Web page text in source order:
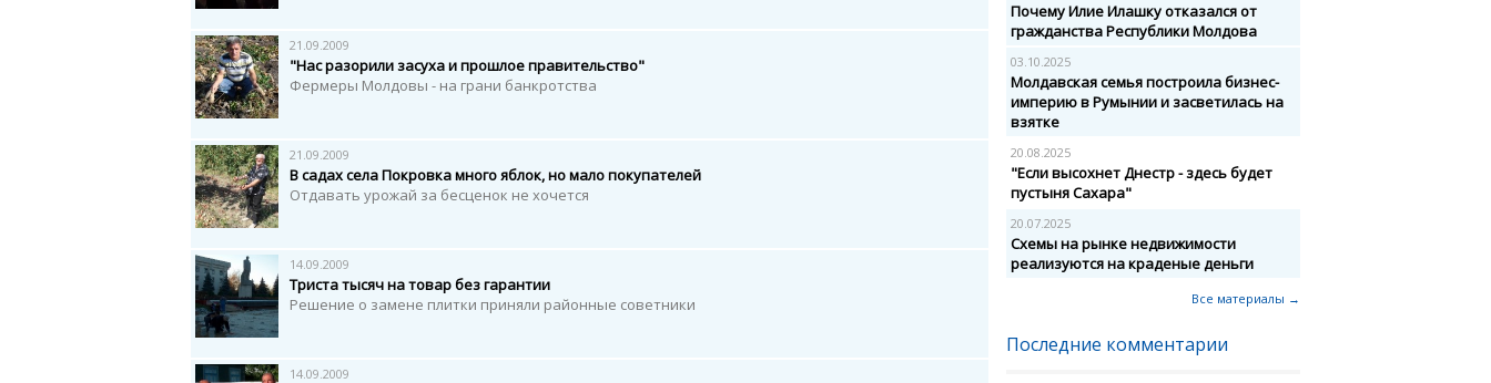
21.09.2009
"Нас разорили засуха и прошлое правительство"
Фермеры Молдовы - на грани банкротства
21.09.2009
В садах села Покровка много яблок, но мало покупателей
Отдавать урожай за бесценок не хочется
14.09.2009
Триста тысяч на товар без гарантии
Решение о замене плитки приняли районные советники
14.09.2009
Почему Илие Илашку отказался от
гражданства Республики Молдова
03.10.2025
Молдавская семья построила бизнес-
империю в Румынии и засветилась на
взятке
20.08.2025
"Если высохнет Днестр - здесь будет
пустыня Сахара"
20.07.2025
Схемы на рынке недвижимости
реализуются на краденые деньги
Все материалы →
Последние комментарии